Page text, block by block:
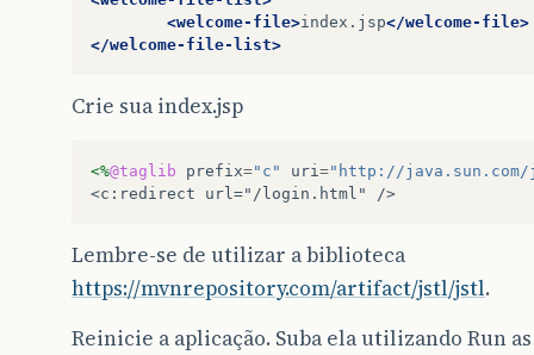
<welcome-file>index.jsp</welcome-file>
</welcome-file-list>
Crie sua index.jsp
<%@taglib prefix="c" uri ="http://
<c:redirect url="/login.html" />
Lembre-se de utilizar a biblioteca
https://mvnrepository.com/artifact/jstl/jstl.
Reinicie a aplicação. Suba ela utilizando Run